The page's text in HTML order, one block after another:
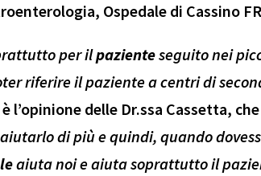
Ospedale di Cassino
per ilpazienteseguito nei
riferire il paziente a centri di
è l’opinione delle Dr.ssa Cassetta,
di più e quindi, quando
aiuta noi e aiuta soprattutto il